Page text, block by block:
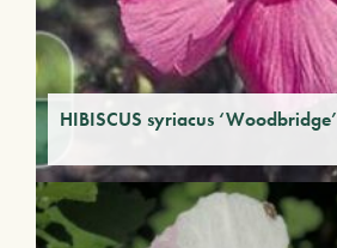
HIBISCUS syriacus ‘Woodbridge’